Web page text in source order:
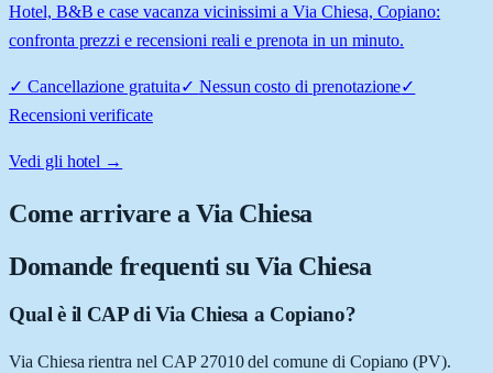
Hotel, B&B e case vacanza vicinissimi a Via Chiesa, Copiano:
confronta prezzi e recensioni reali e prenota in un minuto.
✓ Cancellazione gratuita✓ Nessun costo di prenotazione✓
Recensioni verificate
Vedi gli hotel →
Come arrivare aVia Chiesa
Domande frequenti su Via Chiesa
Qual è il CAP di Via Chiesa a Copiano?
Via Chiesa rientra nel CAP 27010 del comune di Copiano (PV).